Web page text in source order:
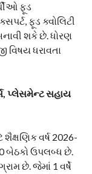
ફૂડ
ફૂડ ક્વોલિટી
શકે છે. ધોરણ
ધરાવતા
પ્લેસમેન્ટ સહાય
વર્ષ 2026-
બેઠકો ઉપલબ્ધ છે.
છે. જેમાં 1 વર્ષે